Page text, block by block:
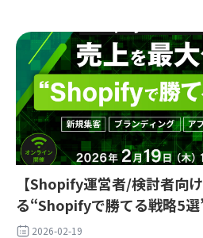
【Shopify運営者/検討者向
る“Shopifyで勝てる戦略5
2026-02-19